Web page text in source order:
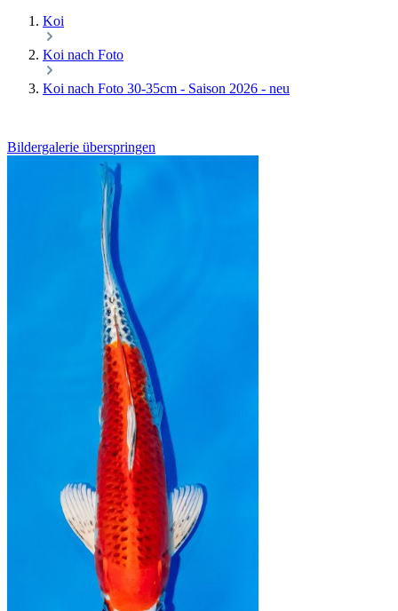
Koi
Koi nach Foto
Koi nach Foto 30-35cm - Saison 2026 - neu
Bildergalerie überspringen